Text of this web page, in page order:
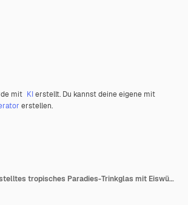
mit KIerstellt. Du kannst deine eigene mit
erstellen.
Frisch hergestelltes tropisches Paradies-Trinkglas mit Eiswürfeln, die auf einem transparenten Hintergrund isoliert sind